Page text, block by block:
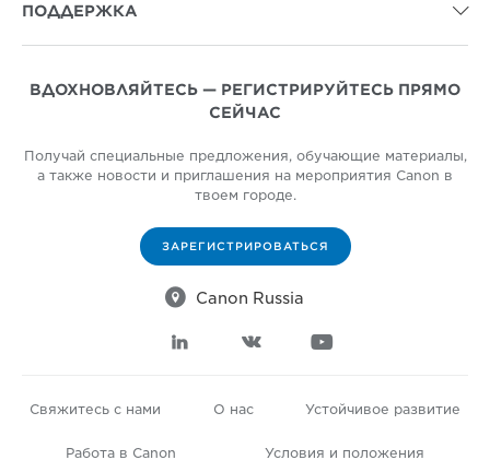
ПОДДЕРЖКА 
ВДОХНОВЛЯЙТЕСЬ — РЕГИСТРИРУЙТЕСЬ ПРЯМО
СЕЙЧАС
Получай специальные предложения, обучающие материалы,
а также новости и приглашения на мероприятия Canon в
твоем городе.
ЗАРЕГИСТРИРОВАТЬСЯ
 Canon Russia
  
Свяжитесь с нами О нас Устойчивое развитие
Работа в Canon Условия и положения